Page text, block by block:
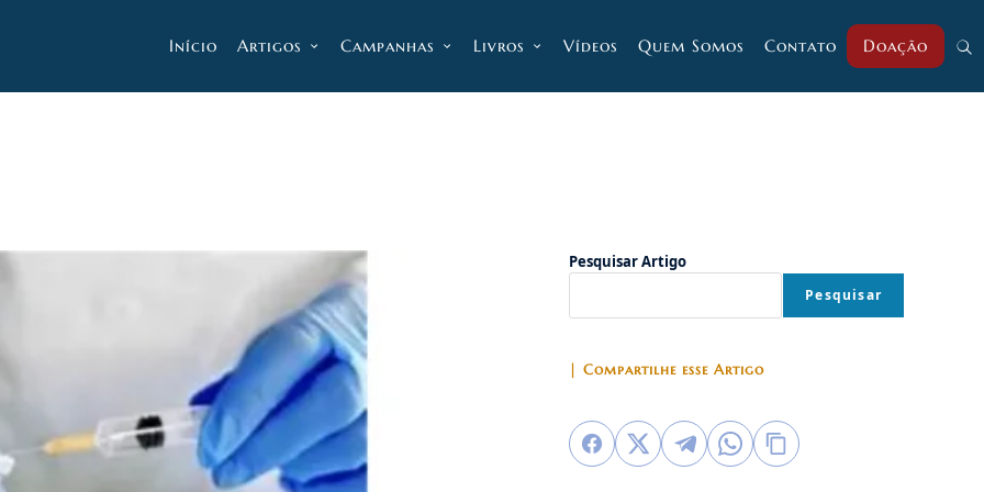
Início Artigos Campanhas Livros Vídeos Quem Somos Contato Doação
Pesquisar Artigo
Pesquisar
| Compartilhe esse Artigo